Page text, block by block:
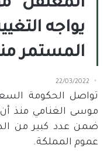
المعتقل
يواجه
المستمر منذ 5
22/03/2022
تواصل الحكومة
ضمن عدد كبير من
عموم المملكة.